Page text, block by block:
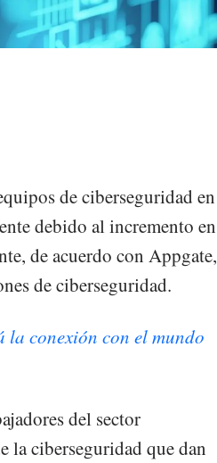
de ciberseguridad en
debido al incremento en
de acuerdo con Appgate,
de ciberseguridad.
la conexión con el mundo
del sector
la ciberseguridad que dan